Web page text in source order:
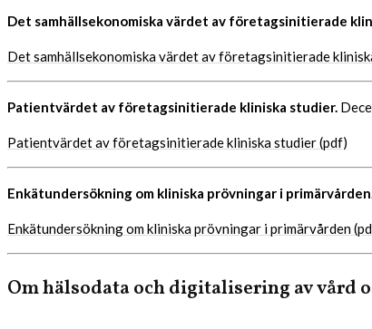
Det samhällsekonomiska värdet av företagsinitierade
Det samhällsekonomiska värdet av företagsinitierade
Patientvärdet av företagsinitierade kliniska studier.
Patientvärdet av företagsinitierade kliniska studier (pdf)
Enkätundersökning om kliniska prövningar i primärvården
Enkätundersökning om kliniska prövningar i primärvården
Om hälsodata och digitalisering av vård